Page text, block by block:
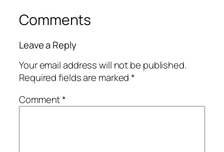
Comments
Leave a Reply
Your email address will not be published.
Required fields are marked*
Comment*